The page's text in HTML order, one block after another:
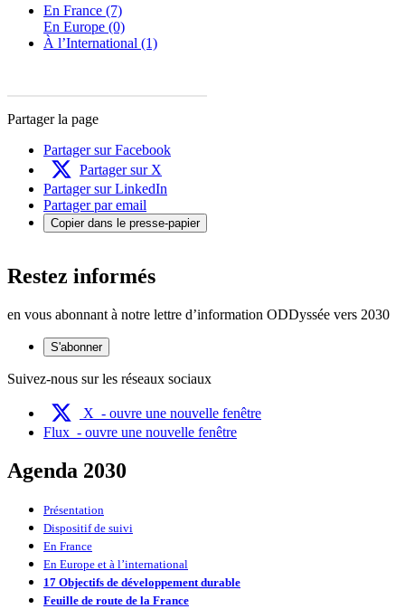
En France (7)
En Europe (0)
À l’International (1)
Partager la page
Partager sur Facebook
Partager sur X
Partager sur LinkedIn
Partager par email
Copier dans le presse-papier
Restez informés
en vous abonnant à notre lettre d’information ODDyssée vers 2030
S'abonner
Suivez-nous sur les réseaux sociaux
X - ouvre une nouvelle fenêtre
Flux - ouvre une nouvelle fenêtre
Agenda 2030
Présentation
Dispositif de suivi
En France
En Europe et à l’international
17 Objectifs de développement durable
Feuille de route de la France